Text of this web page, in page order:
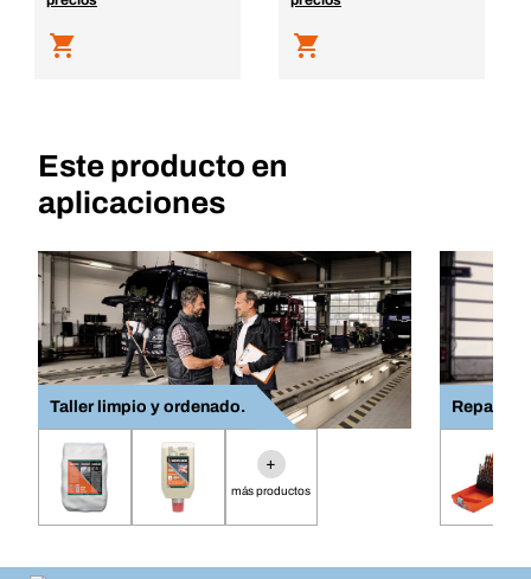
Este producto en
aplicaciones
Taller limpio y ordenado.
+
más productos